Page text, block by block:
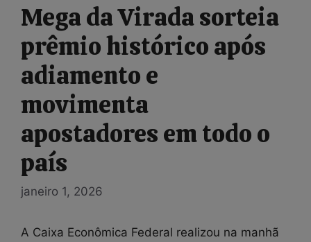
Mega da Virada sorteia
prêmio histórico após
adiamento e
movimenta
apostadores em todo o
país
janeiro 1, 2026
A Caixa Econômica Federal realizou na manhã